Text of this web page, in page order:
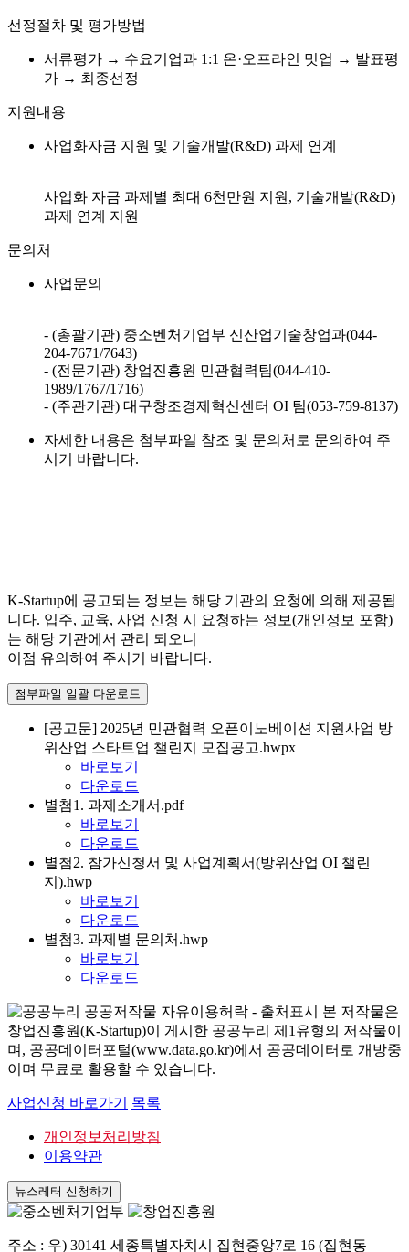
선정절차 및 평가방법
서류평가 → 수요기업과 1:1 온·오프라인 밋업 → 발표평
가 → 최종선정
지원내용
사업화자금 지원 및 기술개발(R&D) 과제 연계
사업화 자금 과제별 최대 6천만원 지원, 기술개발(R&D)
과제 연계 지원
문의처
사업문의
- (총괄기관) 중소벤처기업부 신산업기술창업과(044-
204-7671/7643)
- (전문기관) 창업진흥원 민관협력팀(044-410-
1989/1767/1716)
- (주관기관) 대구창조경제혁신센터 OI 팀(053-759-8137)
자세한 내용은 첨부파일 참조 및 문의처로 문의하여 주
시기 바랍니다.
K-Startup에 공고되는 정보는 해당 기관의 요청에 의해 제공됩
니다. 입주, 교육, 사업 신청 시 요청하는 정보(개인정보 포함)
는 해당 기관에서 관리 되오니
이점 유의하여 주시기 바랍니다.
첨부파일 일괄 다운로드
[공고문] 2025년 민관협력 오픈이노베이션 지원사업 방
위산업 스타트업 챌린지 모집공고.hwpx
바로보기
다운로드
별첨1. 과제소개서.pdf
바로보기
다운로드
별첨2. 참가신청서 및 사업계획서(방위산업 OI 챌린
지).hwp
바로보기
다운로드
별첨3. 과제별 문의처.hwp
바로보기
다운로드
본 저작물은
창업진흥원(K-Startup)이 게시한 공공누리 제1유형의 저작물이
며, 공공데이터포털(www.data.go.kr)에서 공공데이터로 개방중
이며 무료로 활용할 수 있습니다.
사업신청 바로가기 목록
개인정보처리방침
이용약관
뉴스레터 신청하기
주소 : 우) 30141 세종특별자치시 집현중앙7로 16 (집현동